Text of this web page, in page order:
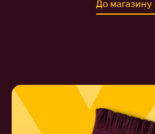
До магазину